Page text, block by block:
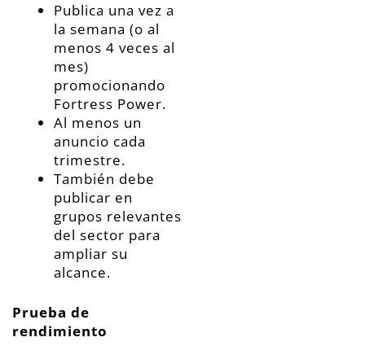
Publica una vez a
la semana (o al
menos 4 veces al
mes)
promocionando
Fortress Power.
Al menos un
anuncio cada
trimestre.
También debe
publicar en
grupos relevantes
del sector para
ampliar su
alcance.
Prueba de
rendimiento